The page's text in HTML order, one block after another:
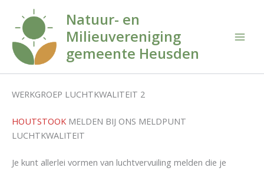
inhoud
Natuur- en
Milieuvereniging
gemeente Heusden
WERKGROEP LUCHTKWALITEIT 2
HOUTSTOOK MELDEN BIJ ONS MELDPUNT
LUCHTKWALITEIT
Je kunt allerlei vormen van luchtvervuiling melden die je